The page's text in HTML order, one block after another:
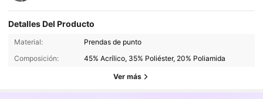
Detalles Del Producto
Material:
Prendas de punto
Composición:
45% Acrílico, 35% Poliéster, 20% Poliamida
Ver más
165K Seguidores
4.79 165K Seguidores
165K Seguidores